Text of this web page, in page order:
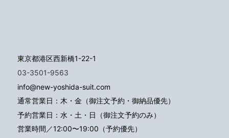
東京都港区西新橋1-22-1
03-3501-9563
info@new-yoshida-suit.com
通常営業日：木・金（御注文予約・御納品優先）
予約営業日：水・土・日（御注文予約のみ）
営業時間／12:00〜19:00（予約優先）